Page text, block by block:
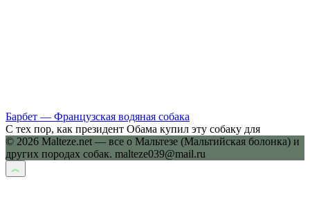
Барбет — Французская водяная собака
С тех пор, как президент Обама купил эту собаку для
© 2026 Malteze.net — все о Мальтезе (Мальтийская болонка) и
других породах собак. malteze039@mail.ru